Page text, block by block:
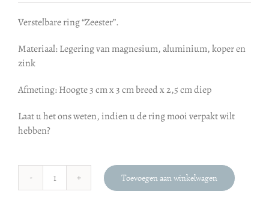
Verstelbare ring “Zeester”.
Materiaal: Legering van magnesium, aluminium, koper en
zink
Afmeting: Hoogte 3 cm x 3 cm breed x 2,5 cm diep
Laat u het ons weten, indien u de ring mooi verpakt wilt
hebben?
Ring
Toevoegen aan winkelwagen